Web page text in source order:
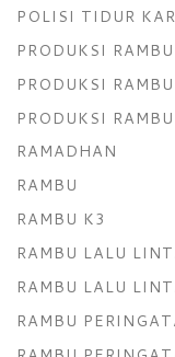
POLISI TIDUR
PRODUKSI RAMBU
PRODUKSI
PRODUKSI
RAMADHAN
RAMBU
RAMBU K3
RAMBU LALU
RAMBU LALU
RAMBU